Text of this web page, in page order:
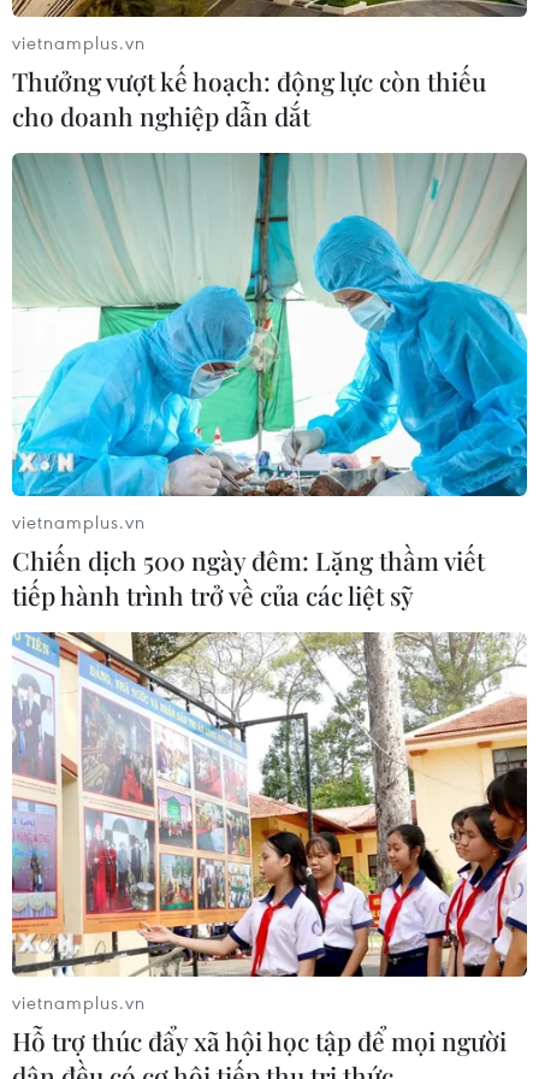
hành bảo dưỡng) hiện đang triển khai các thủ
tục để thu xếp vốn./.
(TTXVN/Vietnam+)
#Metro
#Bình Dương
#Đường sắt đô thị
#Tàu điện ngầm
#Thị xã Dĩ An
#Giải phóng mặt bằng
Tp. Hồ Chí Minh
Theo dõi VietnamPlus
TIN LIÊN QUAN
vietnamplus.vn
Thưởng vượt kế hoạch: động lực còn thiếu
cho doanh nghiệp dẫn dắt
vietnamplus.vn
Chiến dịch 500 ngày đêm: Lặng thầm viết
tiếp hành trình trở về của các liệt sỹ
vietnamplus.vn
Hỗ trợ thúc đẩy xã hội học tập để mọi người